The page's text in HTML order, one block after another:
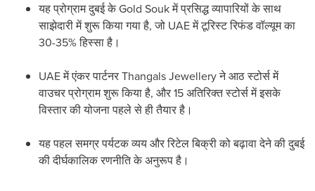
यह प्रोग्राम दुबई के Gold Souk में प्रसिद्ध व्यापारियों के साथ
साझेदारी में शुरू किया गया है, जो UAE में टूरिस्ट रिफंड वॉल्यूम का
30-35% हिस्सा है।
UAE में एंकर पार्टनर Thangals Jewellery ने आठ स्टोर्स में
वाउचर प्रोग्राम शुरू किया है, और 15 अतिरिक्त स्टोर्स में इसके
विस्तार की योजना पहले से ही तैयार है।
यह पहल समग्र पर्यटक व्यय और रिटेल बिक्री को बढ़ावा देने की दुबई
की दीर्घकालिक रणनीति के अनुरूप है।